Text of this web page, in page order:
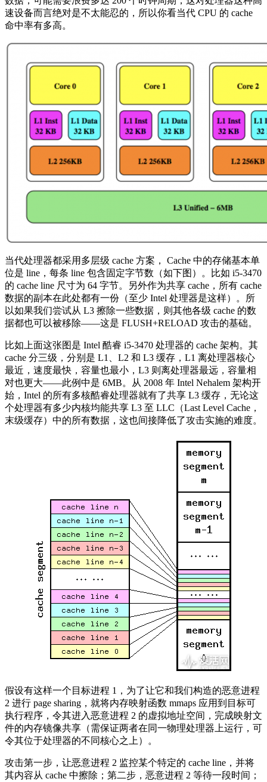
速设备而言绝对是不太能忍的，所以你看当代 CPU 的 cache
命中率有多高。
当代处理器都采用多层级 cache 方案， Cache 中的存储基本单
位是 line，每条 line 包含固定字节数（如下图）。比如 i5-3470
的 cache line 尺寸为 64 字节。另外作为共享 cache，所有 cache
数据的副本在此处都有一份（至少 Intel 处理器是这样）。所
以如果我们尝试从 L3 擦除一些数据，则其他各级 cache 的数
据都也可以被移除——这是 FLUSH+RELOAD 攻击的基础。
比如上面这张图是 Intel 酷睿 i5-3470 处理器的 cache 架构。其
cache 分三级，分别是 L1、L2 和 L3 缓存，L1 离处理器核心
最近，速度最快，容量也最小，L3 则离处理器最远，容量相
对也更大——此例中是 6MB。从 2008 年 Intel Nehalem 架构开
始，Intel 的所有多核酷睿处理器就有了共享 L3 缓存，无论这
个处理器有多少内核均能共享 L3 至 LLC（Last Level Cache，
末级缓存）中的所有数据，这也间接降低了攻击实施的难度。
假设有这样一个目标进程 1，为了让它和我们构造的恶意进程
2 进行 page sharing，就将内存映射函数 mmaps 应用到目标可
执行程序，令其进入恶意进程 2 的虚拟地址空间，完成映射文
件的内存镜像共享（需保证两者在同一物理处理器上运行，可
令其位于处理器的不同核心之上）。
攻击第一步，让恶意进程 2 监控某个特定的 cache line，并将
其内容从 cache 中擦除；第二步，恶意进程 2 等待一段时间；